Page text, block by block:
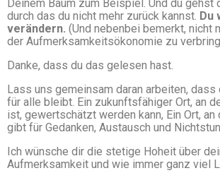
Deinem Baum zum Beispiel. Und du gehst
durch das du nicht mehr zurück kannst. Du
verändern. (Und nebenbei bemerkt, nicht
der Aufmerksamkeitsökonomie zu
Danke, dass du das gelesen hast.
Lass uns gemeinsam daran arbeiten,
für alle bleibt. Ein zukunftsfähiger Ort, an
ist, gewertschätzt werden kann, Ein Ort, an
gibt für Gedanken, Austausch und
Ich wünsche dir die stetige Hoheit über
Aufmerksamkeit und wie immer ganz viel